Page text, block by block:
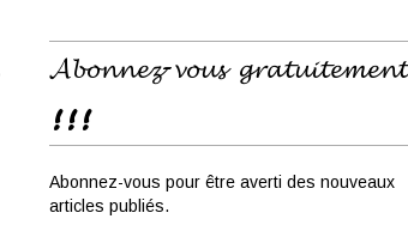
𝓐𝓫𝓸𝓷𝓷𝓮𝔃-𝓿𝓸𝓾𝓼 𝓰𝓻𝓪𝓽𝓾𝓲𝓽𝓮𝓶𝓮𝓷𝓽
!!!
Abonnez-vous pour être averti des nouveaux
articles publiés.